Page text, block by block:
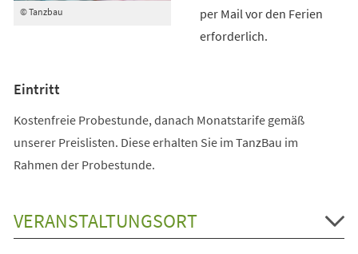
© Tanzbau
per Mail vor den Ferien
erforderlich.
Eintritt
Kostenfreie Probestunde, danach Monatstarife gemäß
unserer Preislisten. Diese erhalten Sie im TanzBau im
Rahmen der Probestunde.
VERANSTALTUNGSORT